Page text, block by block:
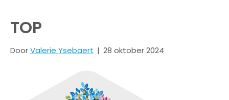
TOP
DoorValerie Ysebaert | 28 oktober 2024